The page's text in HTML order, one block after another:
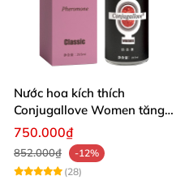
Nước hoa kích thích
Conjugallove Women tăng
quyến rũ mê hoặc
750.000₫
852.000₫
-12%
(28)